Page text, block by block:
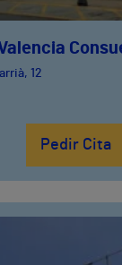
12
Pedir Cita